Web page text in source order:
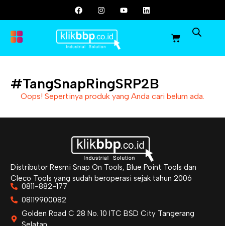
#TangSnapRingSRP2B
Oops! Sepertinya produk yang Anda cari belum ada.
Distributor Resmi Snap On Tools, Blue Point Tools dan
Cleco Tools yang sudah beroperasi sejak tahun 2006
0811-882-177
08119900082
Golden Road C 28 No. 10 ITC BSD City Tangerang